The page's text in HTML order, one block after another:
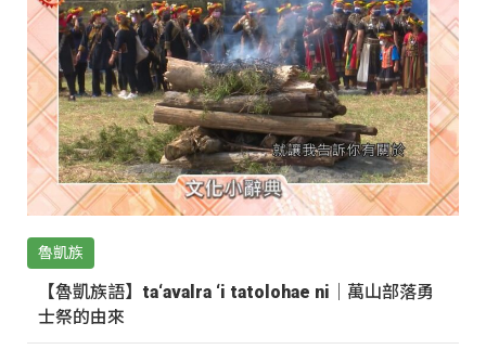
魯凱族
【魯凱族語】ta‘avalra ‘i tatolohae ni｜萬山部落勇
士祭的由來